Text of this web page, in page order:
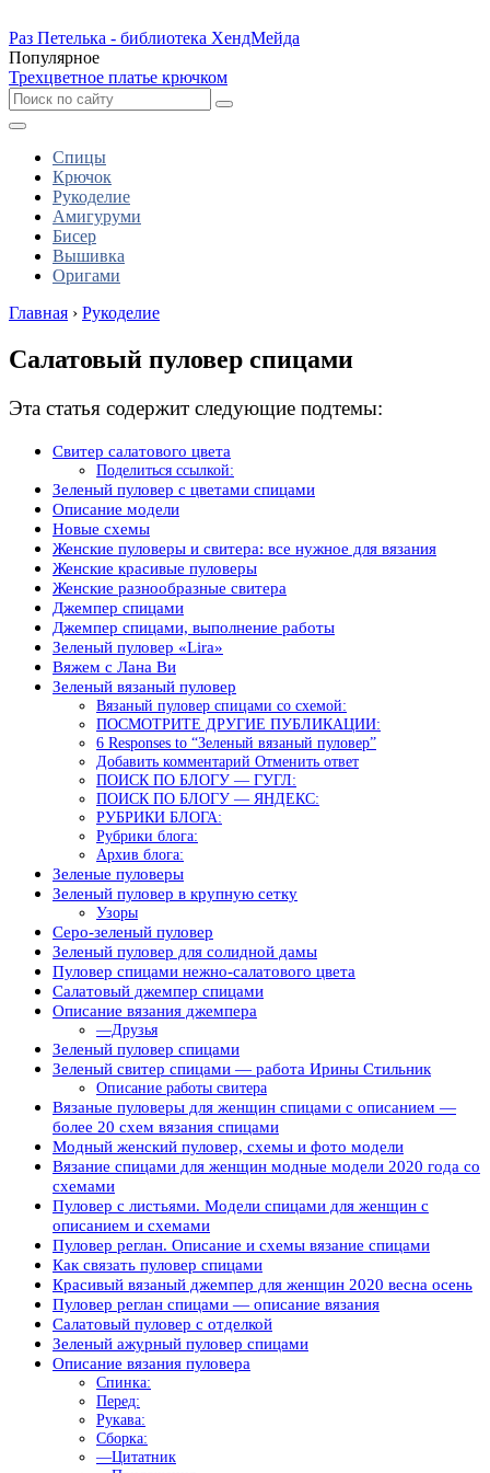
Раз Петелька - библиотека ХендМейда
Популярное
Трехцветное платье крючком
Спицы
Крючок
Рукоделие
Амигуруми
Бисер
Вышивка
Оригами
Главная › Рукоделие
Салатовый пуловер спицами
Эта статья содержит следующие подтемы:
Свитер салатового цвета
Поделиться ссылкой:
Зеленый пуловер с цветами спицами
Описание модели
Новые схемы
Женские пуловеры и свитера: все нужное для вязания
Женские красивые пуловеры
Женские разнообразные свитера
Джемпер спицами
Джемпер спицами, выполнение работы
Зеленый пуловер «Lira»
Вяжем с Лана Ви
Зеленый вязаный пуловер
Вязаный пуловер спицами со схемой:
ПОСМОТРИТЕ ДРУГИЕ ПУБЛИКАЦИИ:
6 Responses to “Зеленый вязаный пуловер”
Добавить комментарий Отменить ответ
ПОИСК ПО БЛОГУ — ГУГЛ:
ПОИСК ПО БЛОГУ — ЯНДЕКС:
РУБРИКИ БЛОГА:
Рубрики блога:
Архив блога:
Зеленые пуловеры
Зеленый пуловер в крупную сетку
Узоры
Серо-зеленый пуловер
Зеленый пуловер для солидной дамы
Пуловер спицами нежно-салатового цвета
Салатовый джемпер спицами
Описание вязания джемпера
—Друзья
Зеленый пуловер спицами
Зеленый свитер спицами — работа Ирины Стильник
Описание работы свитера
Вязаные пуловеры для женщин спицами с описанием —
более 20 схем вязания спицами
Модный женский пуловер, схемы и фото модели
Вязание спицами для женщин модные модели 2020 года со
схемами
Пуловер с листьями. Модели спицами для женщин с
описанием и схемами
Пуловер реглан. Описание и схемы вязание спицами
Как связать пуловер спицами
Красивый вязаный джемпер для женщин 2020 весна осень
Пуловер реглан спицами — описание вязания
Салатовый пуловер c отделкой
Зеленый ажурный пуловер спицами
Описание вязания пуловера
Спинка:
Перед:
Рукава:
Сборка:
—Цитатник